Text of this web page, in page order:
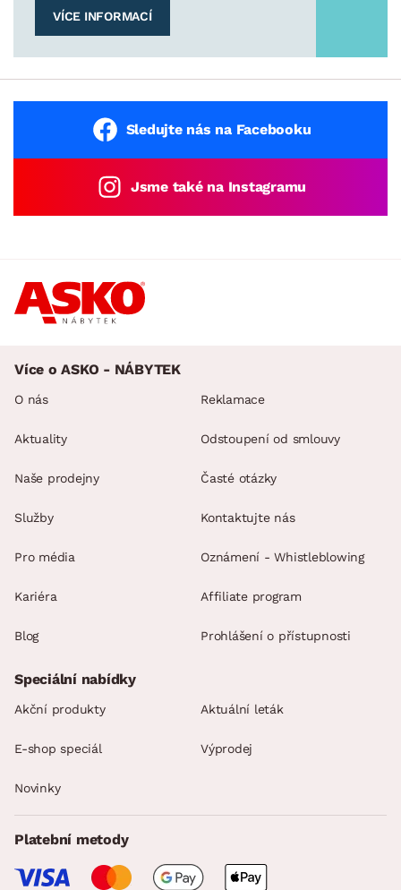
VÍCE INFORMACÍ
Sledujte nás na Facebooku
Jsme také na Instagramu
Více o ASKO - NÁBYTEK
O nás
Aktuality
Naše prodejny
Služby
Pro média
Kariéra
Blog
Reklamace
Odstoupení od smlouvy
Časté otázky
Kontaktujte nás
Oznámení - Whistleblowing
Affiliate program
Prohlášení o přístupnosti
Speciální nabídky
Akční produkty Aktuální leták
E-shop speciál Výprodej
Novinky
Platební metody